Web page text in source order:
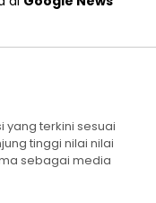
terkini sesuai
tinggi nilai nilai
sebagai media